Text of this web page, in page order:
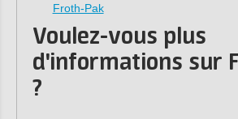
Froth-Pak
Voulez-vous plus
d'informations sur
?